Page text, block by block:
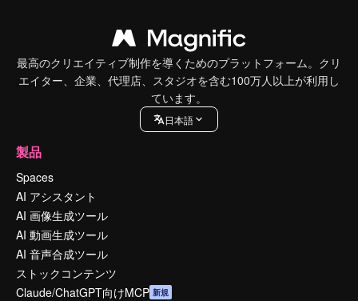
最高のクリエイティブ制作を導くためのプラットフォーム。クリ
エイター、企業、代理店、スタジオを含む100万人以上が利用し
ています。
日本語
製品
Spaces
AI アシスタント
AI 画像生成ツール
AI 動画生成ツール
AI 音声合成ツール
ストックコンテンツ
Claude/ChatGPT向けMCP 新規